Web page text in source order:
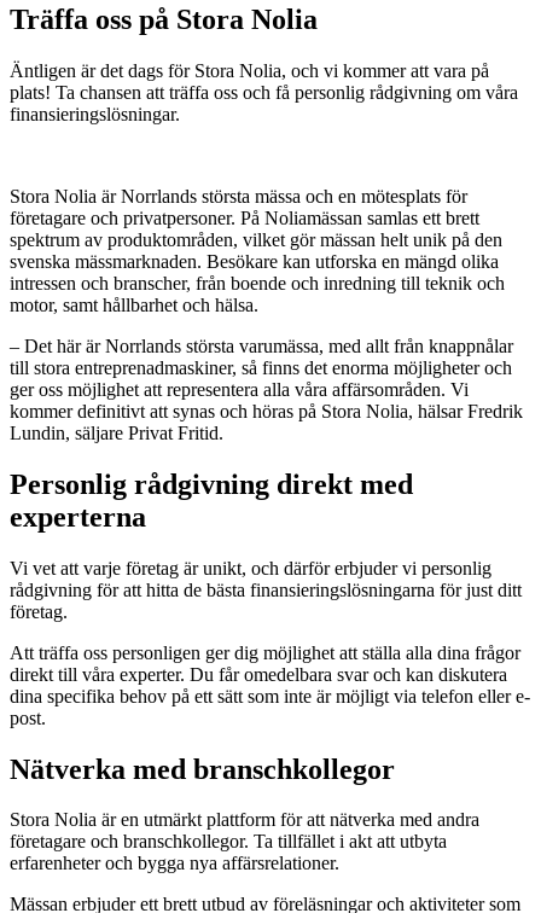
Träffa oss på Stora Nolia
Äntligen är det dags för Stora Nolia, och vi kommer att vara på
plats! Ta chansen att träffa oss och få personlig rådgivning om våra
finansieringslösningar.
Stora Nolia är Norrlands största mässa och en mötesplats för
företagare och privatpersoner. På Noliamässan samlas ett brett
spektrum av produktområden, vilket gör mässan helt unik på den
svenska mässmarknaden. Besökare kan utforska en mängd olika
intressen och branscher, från boende och inredning till teknik och
motor, samt hållbarhet och hälsa.
– Det här är Norrlands största varumässa, med allt från knappnålar
till stora entreprenadmaskiner, så finns det enorma möjligheter och
ger oss möjlighet att representera alla våra affärsområden. Vi
kommer definitivt att synas och höras på Stora Nolia, hälsar Fredrik
Lundin, säljare Privat Fritid.
Personlig rådgivning direkt med
experterna
Vi vet att varje företag är unikt, och därför erbjuder vi personlig
rådgivning för att hitta de bästa finansieringslösningarna för just ditt
företag.
Att träffa oss personligen ger dig möjlighet att ställa alla dina frågor
direkt till våra experter. Du får omedelbara svar och kan diskutera
dina specifika behov på ett sätt som inte är möjligt via telefon eller e-
post.
Nätverka med branschkollegor
Stora Nolia är en utmärkt plattform för att nätverka med andra
företagare och branschkollegor. Ta tillfället i akt att utbyta
erfarenheter och bygga nya affärsrelationer.
Mässan erbjuder ett brett utbud av föreläsningar och aktiviteter som